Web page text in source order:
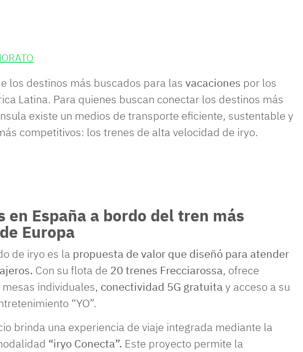
los destinos más buscados para las vacaciones por los
Latina. Para quienes buscan conectar los destinos más
existe un medios de transporte eficiente, sustentable y
competitivos: los trenes de alta velocidad de iryo.
en España a bordo del tren más
Europa
de iryo es la propuesta de valor que diseñó para atender
Con su flota de 20 trenes Frecciarossa, ofrece
individuales, conectividad 5G gratuita y acceso a su
“YO”.
brinda una experiencia de viaje integrada mediante la
“iryo Conecta”. Este proyecto permite la